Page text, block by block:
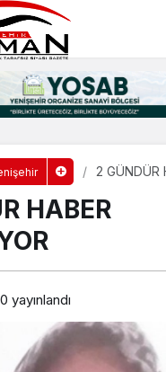
2 GÜNDÜR
HABER
yayınlandı
HABER ALINAMIYOR
Paylaş